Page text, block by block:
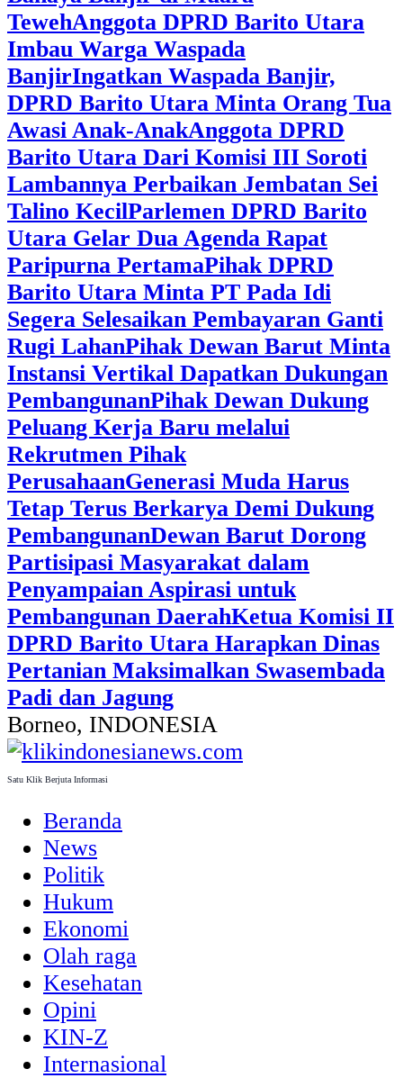
TewehAnggota DPRD Barito Utara
Imbau Warga Waspada
BanjirIngatkan Waspada Banjir,
DPRD Barito Utara Minta Orang Tua
Awasi Anak-AnakAnggota DPRD
Barito Utara Dari Komisi III Soroti
Lambannya Perbaikan Jembatan Sei
Talino KecilParlemen DPRD Barito
Utara Gelar Dua Agenda Rapat
Paripurna PertamaPihak DPRD
Barito Utara Minta PT Pada Idi
Segera Selesaikan Pembayaran Ganti
Rugi LahanPihak Dewan Barut Minta
Instansi Vertikal Dapatkan Dukungan
PembangunanPihak Dewan Dukung
Peluang Kerja Baru melalui
Rekrutmen Pihak
PerusahaanGenerasi Muda Harus
Tetap Terus Berkarya Demi Dukung
PembangunanDewan Barut Dorong
Partisipasi Masyarakat dalam
Penyampaian Aspirasi untuk
Pembangunan DaerahKetua Komisi II
DPRD Barito Utara Harapkan Dinas
Pertanian Maksimalkan Swasembada
Padi dan Jagung
Borneo, INDONESIA
Satu Klik Berjuta Informasi
Beranda
News
Politik
Hukum
Ekonomi
Olah raga
Kesehatan
Opini
KIN-Z
Internasional